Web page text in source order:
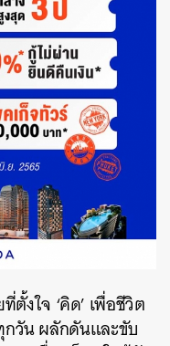
งใจ ‘คิด’ เพื่อชีวิต
กวัน ผลักดันและขับ